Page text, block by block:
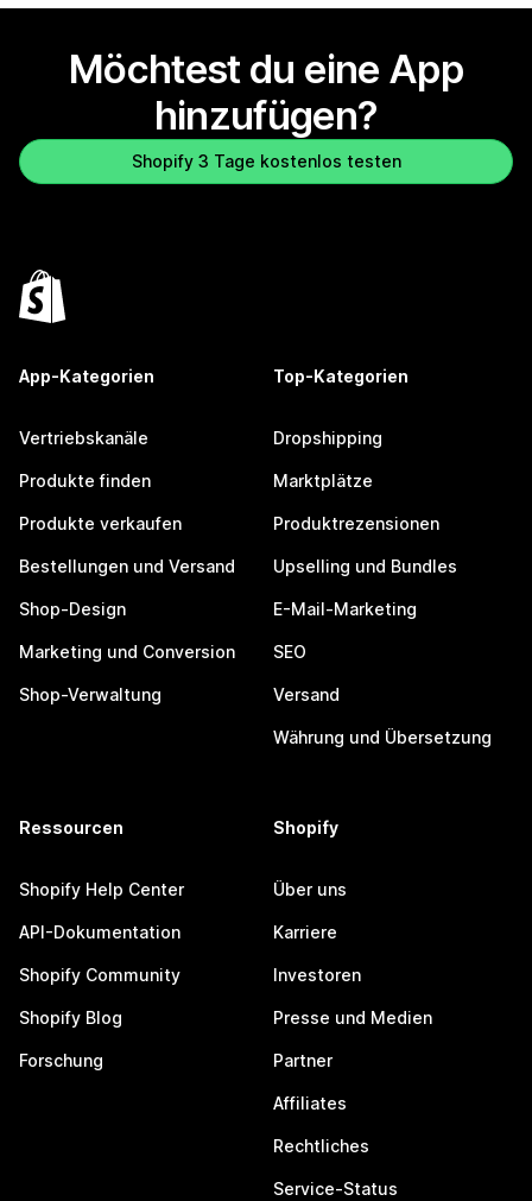
Möchtest du eine App
hinzufügen?
Shopify 3 Tage kostenlos testen
App-Kategorien
Vertriebskanäle
Produkte finden
Produkte verkaufen
Bestellungen und Versand
Shop-Design
Marketing und Conversion
Shop-Verwaltung
Top-Kategorien
Dropshipping
Marktplätze
Produktrezensionen
Upselling und Bundles
E-Mail-Marketing
SEO
Versand
Währung und Übersetzung
Ressourcen
Shopify Help Center
API-Dokumentation
Shopify Community
Shopify Blog
Forschung
Shopify
Über uns
Karriere
Investoren
Presse und Medien
Partner
Affiliates
Rechtliches
Service-Status